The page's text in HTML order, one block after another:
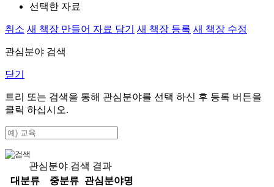
선택한 자료
취소 새 책장 만들어 자료 담기 새 책장 등록 새 책장 수정
관심분야 검색
닫기
트리 또는 검색을 통해 관심분야를 선택 하신 후 등록 버튼을
클릭 하십시오.
관심분야 검색 결과
대분류
중분류
관심분야명